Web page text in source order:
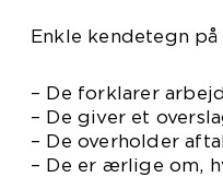
Enkle kendetegn
– De forklarer
– De giver et
– De overholder
– De er ærlige om,